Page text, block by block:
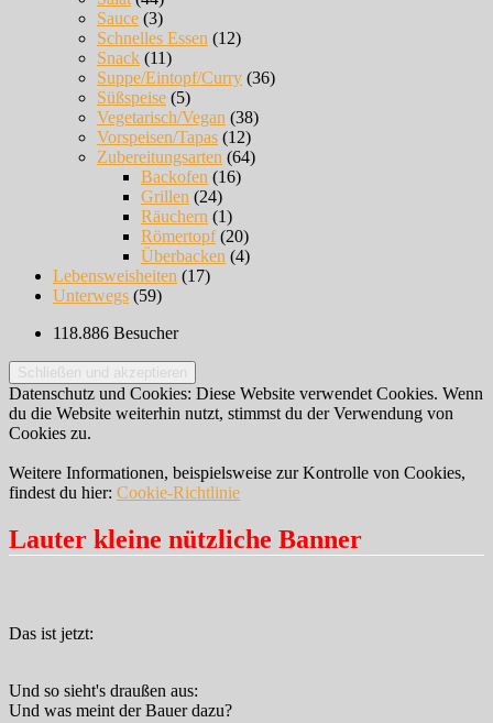
Sauce (3)
Schnelles Essen (12)
Snack (11)
Suppe/Eintopf/Curry (36)
Süßspeise (5)
Vegetarisch/Vegan (38)
Vorspeisen/Tapas (12)
Zubereitungsarten (64)
Backofen (16)
Grillen (24)
Räuchern (1)
Römertopf(20)
Überbacken (4)
Lebensweisheiten (17)
Unterwegs (59)
118.886 Besucher
Datenschutz und Cookies: Diese Website verwendet Cookies. Wenn
du die Website weiterhin nutzt, stimmst du der Verwendung von
Cookies zu.
Weitere Informationen, beispielsweise zur Kontrolle von Cookies,
findest du hier: Cookie-Richtlinie
Lauter kleine nützliche Banner
Das ist jetzt:
Und so sieht's draußen aus:
Und was meint der Bauer dazu?